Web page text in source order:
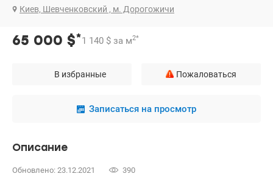
Киев, Шевченковский , м. Дорогожичи
65 000 $*1 140 $ за м2*
В избранные Пожаловаться
Записаться на просмотр
Описание
Обновлено: 23.12.2021 390